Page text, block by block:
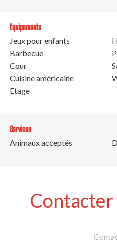
Equipements
Jeux pour enfants
Barbecue
Cour
Cuisine américaine
Etage
Services
Animaux acceptés